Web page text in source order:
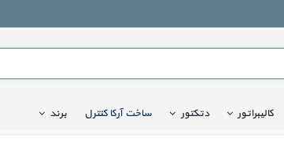
کالیبراتور دتکتور ساخت آرکا کنترل برند